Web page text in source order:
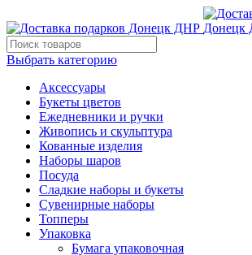
Выбрать категорию
Аксессуары
Букеты цветов
Ежедневники и ручки
Живопись и скульптура
Кованные изделия
Наборы шаров
Посуда
Сладкие наборы и букеты
Сувенирные наборы
Топперы
Упаковка
Бумага упаковочная